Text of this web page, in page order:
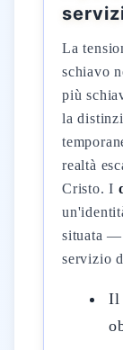
La
schiavo
più
la
realtà
Cristo. I
situata —
servizio
Il